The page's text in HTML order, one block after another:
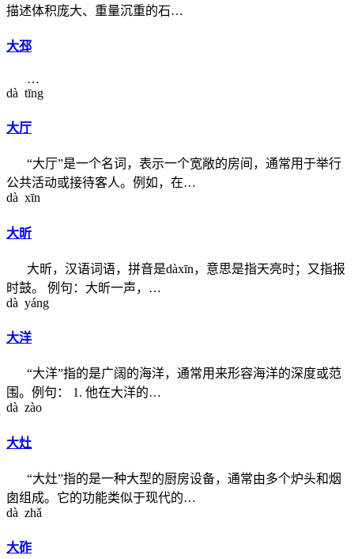
描述体积庞大、重量沉重的石…
大邳
…
dà tīng
大厅
“大厅”是一个名词，表示一个宽敞的房间，通常用于举行
公共活动或接待客人。例如，在…
dà xīn
大昕
大昕，汉语词语，拼音是dàxīn，意思是指天亮时；又指报
时鼓。 例句：大昕一声，…
dà yáng
大洋
“大洋”指的是广阔的海洋，通常用来形容海洋的深度或范
围。例句： 1. 他在大洋的…
dà zào
大灶
“大灶”指的是一种大型的厨房设备，通常由多个炉头和烟
囱组成。它的功能类似于现代的…
dà zhǎ
大砟